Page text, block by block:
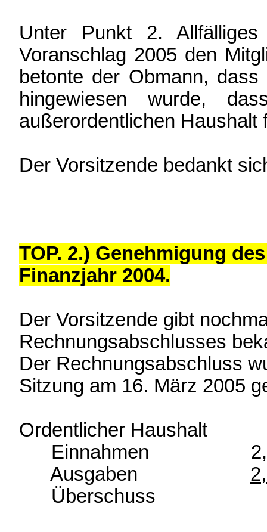
Unter Punkt 2.
Voranschlag 2005 den
betonte der Obmann,
hingewiesen wurde,
außerordentlichen Haushalt
Der Vorsitzende bedankt
TOP. 2.) Genehmigung
Finanzjahr 2004.
Der Vorsitzende gibt
Rechnungsabschlusses
Der Rechnungsabschluss
Sitzung am 16. März 2005
Ordentlicher Haushalt
Einnahmen
Ausgaben
Überschuss